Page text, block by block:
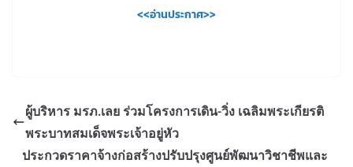
<<อ่านประกาศ>>
ผู้บริหาร มรภ.เลย ร่วมโครงการเดิน-วิ่ง เฉลิมพระเกียรติ
พระบาทสมเด็จพระเจ้าอยู่หัว
ประกวดราคาจ้างก่อสร้างปรับปรุงศูนย์พัฒนาวิชาชีพและ